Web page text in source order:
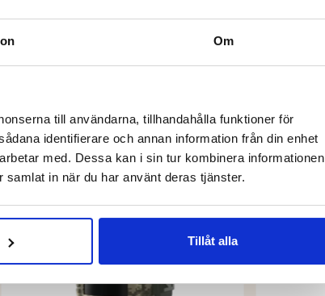
Om
till användarna, tillhandahålla funktioner för
identifierare och annan information från din enhet
med. Dessa kan i sin tur kombinera informationen
in när du har använt deras tjänster.
Tillåt alla
INTRESSERAD AV